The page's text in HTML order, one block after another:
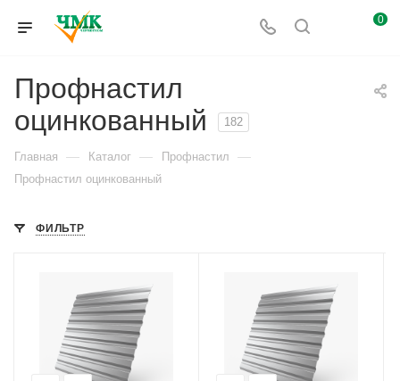
0
Профнастил
оцинкованный
182
Главная — Каталог — Профнастил —
Профнастил оцинкованный
ФИЛЬТР